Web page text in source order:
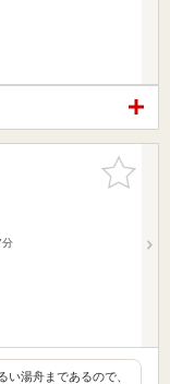
お気に入
りに追加
分
い湯舟まであるので、